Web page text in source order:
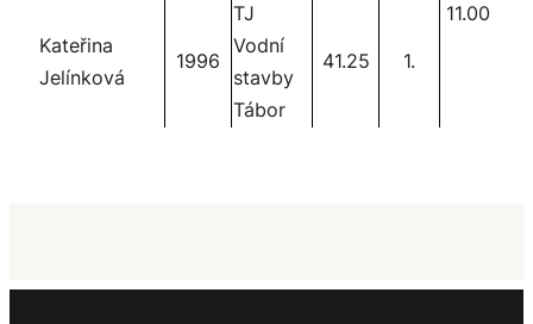
Kateřina
Jelínková
1996
TJ
Vodní
stavby
Tábor
41.25 1.
11.00